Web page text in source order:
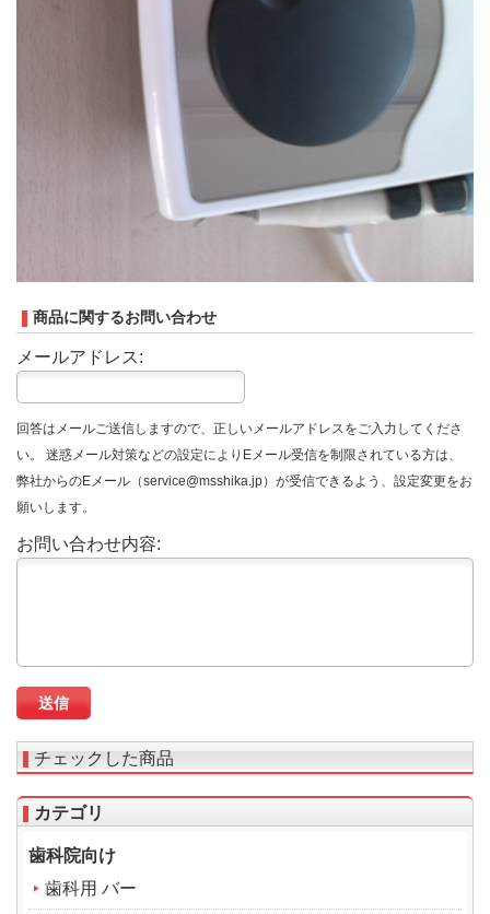
商品に関するお問い合わせ
メールアドレス:
回答はメールご送信しますので、正しいメールアドレスをご入力してくださ
い。 迷惑メール対策などの設定によりEメール受信を制限されている方は、
弊社からのEメール（service@msshika.jp）が受信できるよう、設定変更をお
願いします。
お問い合わせ内容:
チェックした商品
カテゴリ
歯科院向け
歯科用 バー